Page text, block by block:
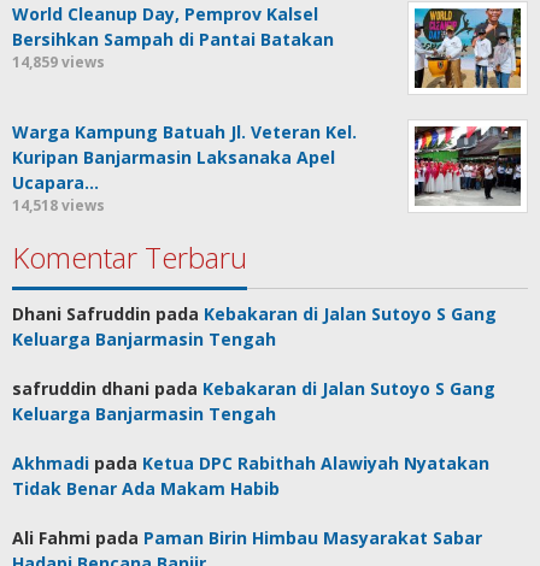
World Cleanup Day, Pemprov Kalsel
Bersihkan Sampah di Pantai Batakan
14,859 views
Warga Kampung Batuah Jl. Veteran Kel.
Kuripan Banjarmasin Laksanaka Apel
Ucapara…
14,518 views
Komentar Terbaru
Dhani Safruddin pada Kebakaran di Jalan Sutoyo S Gang
Keluarga Banjarmasin Tengah
safruddin dhani pada Kebakaran di Jalan Sutoyo S Gang
Keluarga Banjarmasin Tengah
Akhmadi pada Ketua DPC Rabithah Alawiyah Nyatakan
Tidak Benar Ada Makam Habib
Ali Fahmi pada Paman Birin Himbau Masyarakat Sabar